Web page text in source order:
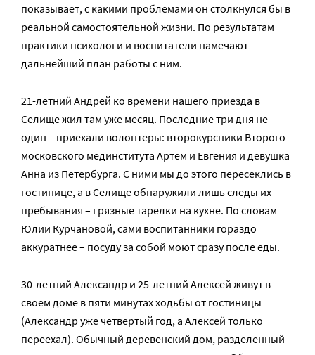
показывает, с какими проблемами он столкнулся бы в
реальной самостоятельной жизни. По результатам
практики психологи и воспитатели намечают
дальнейший план работы с ним.
21-летний Андрей ко времени нашего приезда в
Селище жил там уже месяц. Последние три дня не
один – приехали волонтеры: второкурсники Второго
московского мединститута Артем и Евгения и девушка
Анна из Петербурга. С ними мы до этого пересеклись в
гостинице, а в Селище обнаружили лишь следы их
пребывания – грязные тарелки на кухне. По словам
Юлии Курчановой, сами воспитанники гораздо
аккуратнее – посуду за собой моют сразу после еды.
30-летний Александр и 25-летний Алексей живут в
своем доме в пяти минутах ходьбы от гостиницы
(Александр уже четвертый год, а Алексей только
переехал). Обычный деревенский дом, разделенный